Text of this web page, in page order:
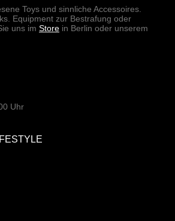
Toys und sinnliche Accessoires.
Equipment zur Bestrafung oder
uns im Store in Berlin oder unserem
Uhr